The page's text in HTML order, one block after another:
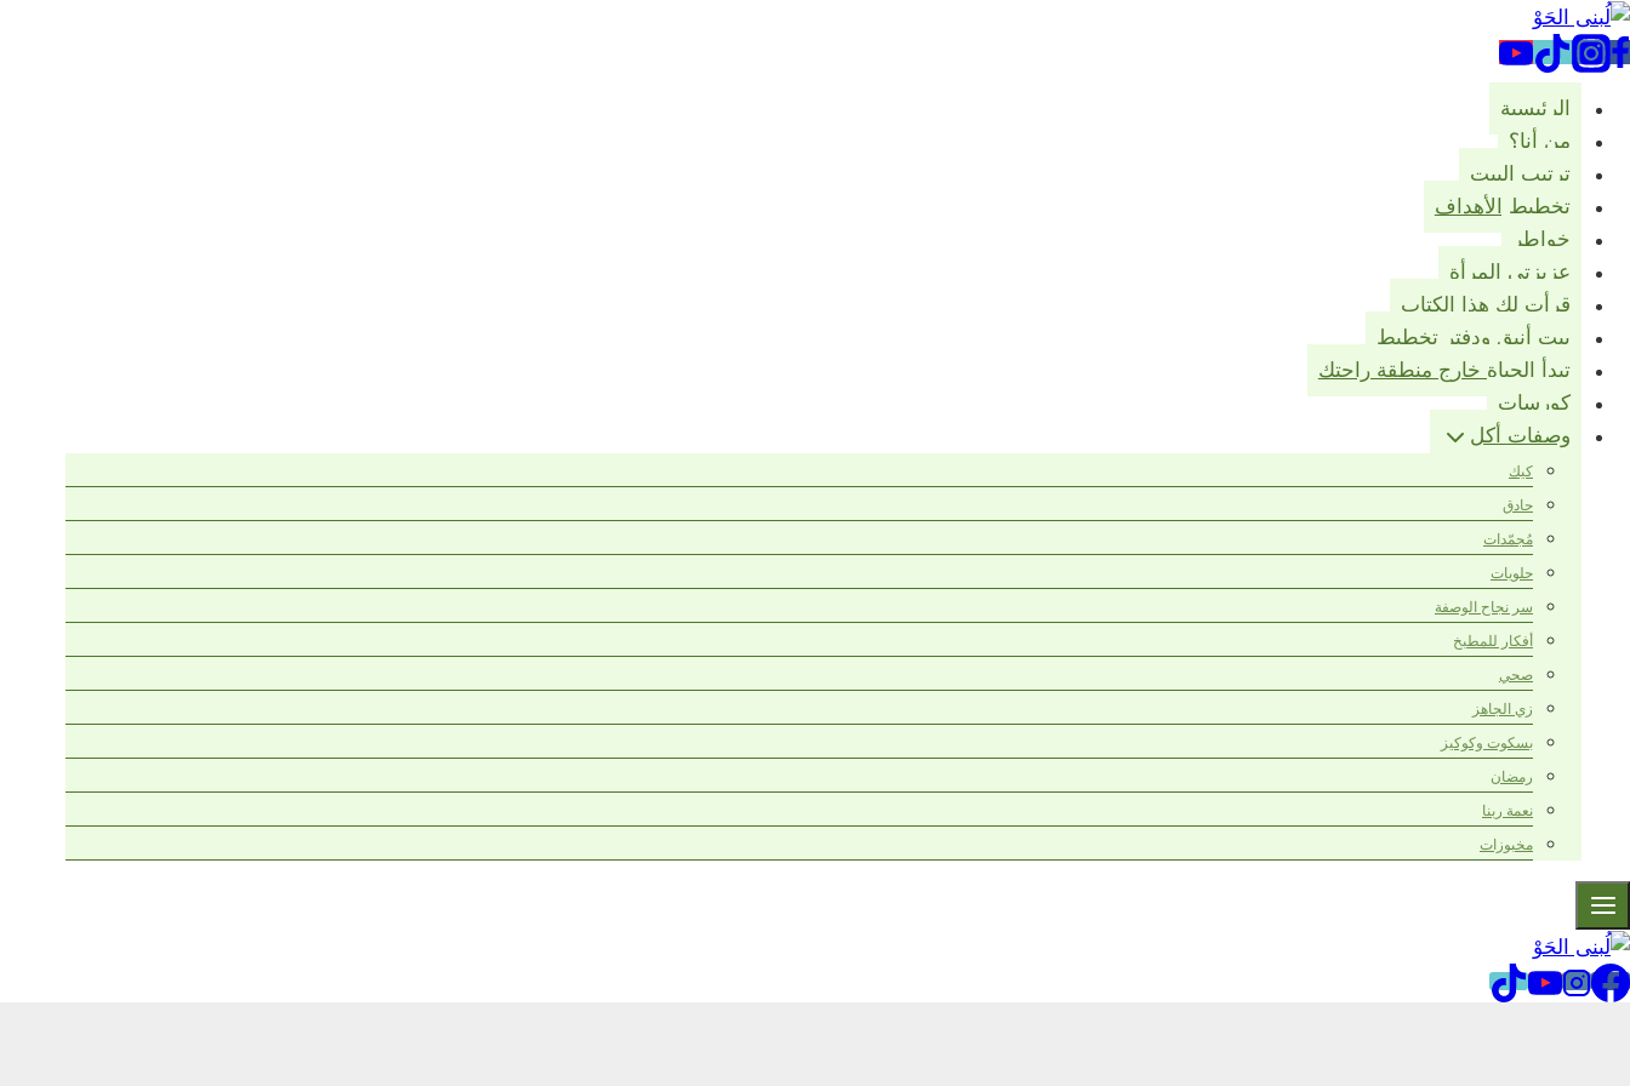
التجاوز
إلى
المحتوى
الرئيسية
من أنا؟
ترتيب البيت
تخطيط الأهداف
خواطر
عزيزتي المرأة
قرأت لك هذا الكتاب
بيت أنيق ودفتر تخطيط
تبدأ الحياة خارج منطقة راحتك
كورسات
وصفات أكل
كيك
حادق
مُجمّدات
حلويات
سر نجاح الوصفة
أفكار للمطبخ
صحي
زي الجاهز
بسكوت وكوكيز
رمضان
نعمة ربنا
مخبوزات